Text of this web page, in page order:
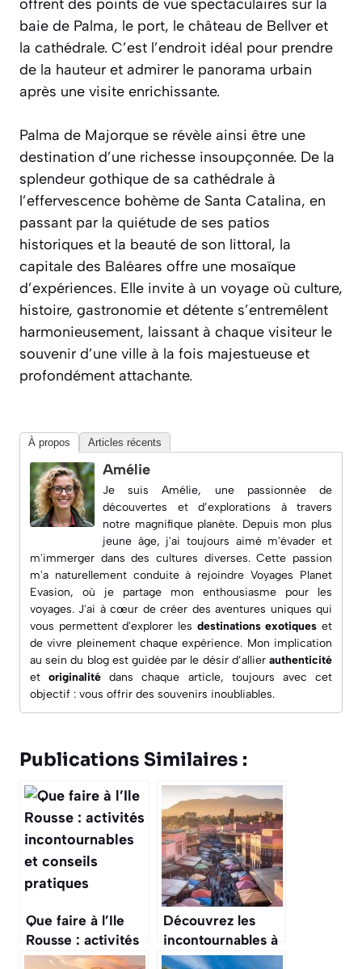
offrent des points de vue spectaculaires sur la
baie de Palma, le port, le château de Bellver et
la cathédrale. C’est l’endroit idéal pour prendre
de la hauteur et admirer le panorama urbain
après une visite enrichissante.
Palma de Majorque se révèle ainsi être une
destination d’une richesse insoupçonnée. De la
splendeur gothique de sa cathédrale à
l’effervescence bohème de Santa Catalina, en
passant par la quiétude de ses patios
historiques et la beauté de son littoral, la
capitale des Baléares offre une mosaïque
d’expériences. Elle invite à un voyage où culture,
histoire, gastronomie et détente s’entremêlent
harmonieusement, laissant à chaque visiteur le
souvenir d’une ville à la fois majestueuse et
profondément attachante.
À propos Articles récents
Amélie
Je suis Amélie, une passionnée de
découvertes et d’explorations à travers
notre magnifique planète. Depuis mon plus
jeune âge, j'ai toujours aimé m'évader et
m'immerger dans des cultures diverses. Cette passion
m'a naturellement conduite à rejoindreVoyages Planet
Evasion, où je partage mon enthousiasme pour les
voyages. J'ai à cœur de créer des aventures uniques qui
vous permettent d'explorer les destinations exotiques et
de vivre pleinement chaque expérience. Mon implication
au sein du blog est guidée par le désir d’allier authenticité
etoriginalité dans chaque article, toujours avec cet
objectif : vous offrir des souvenirs inoubliables.
Publications Similaires :
Que faire à l’Ile
Rousse : activités
incontournables et
Découvrez les
incontournables à
faire autour de